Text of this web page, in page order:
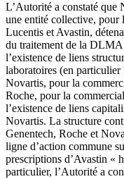
L’Autorité a constaté que
une entité collective, pour
Lucentis et Avastin,
du traitement de la DLMA
l’existence de liens
laboratoires (en particulier
Novartis, pour la
Roche, pour la
l’existence de liens
Novartis. La structure
Genentech, Roche et
ligne d’action commune
prescriptions d’Avastin «
particulier, l’Autorité a